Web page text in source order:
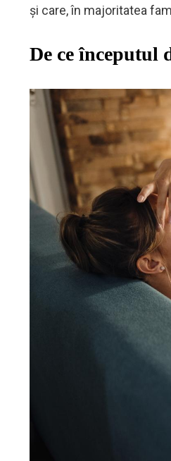
și care, în majoritatea
De ce începutul